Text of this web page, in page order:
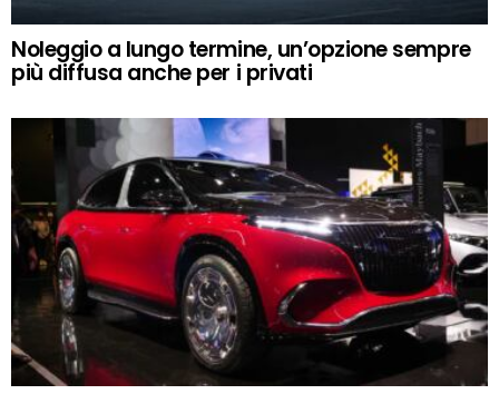
Noleggio a lungo termine, un’opzione sempre
più diffusa anche per i privati